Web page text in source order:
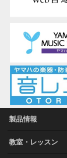
製品情報
教室・レッスン